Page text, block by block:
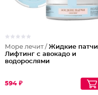
Море лечит / Жидкие патчи
Лифтинг с авокадо и
водорослями
594 ₽